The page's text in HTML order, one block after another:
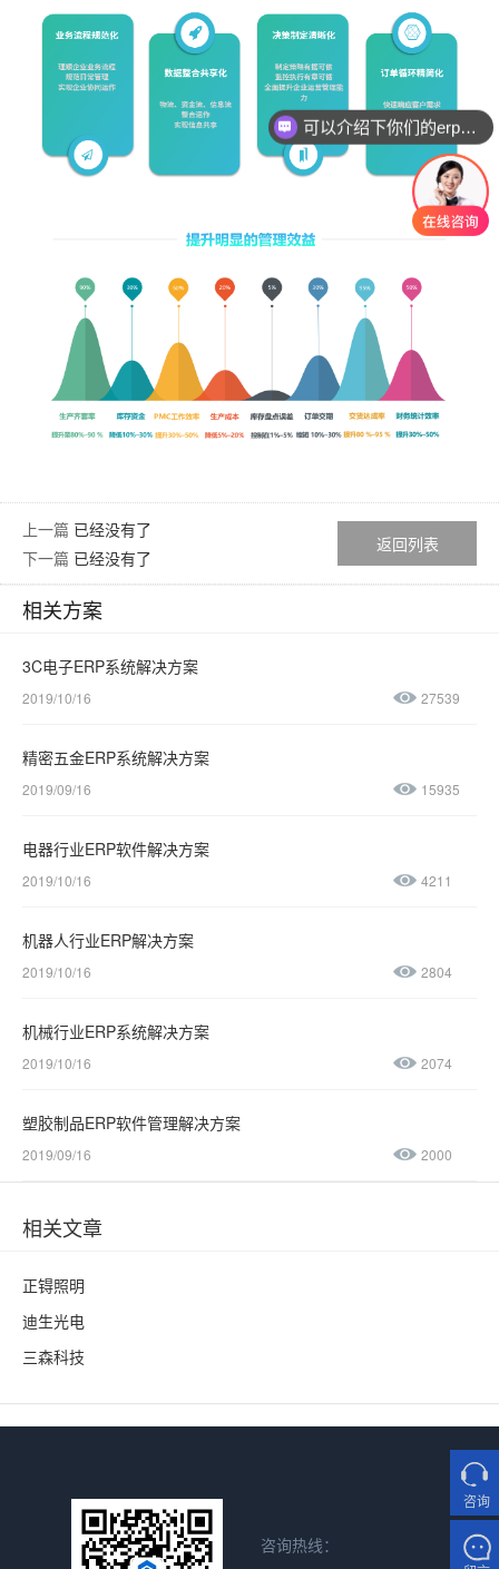
返回列表
上一篇 已经没有了
下一篇 已经没有了
相关方案
3C电子ERP系统解决方案
2019/10/16 27539
精密五金ERP系统解决方案
2019/09/16 15935
电器行业ERP软件解决方案
2019/10/16 4211
机器人行业ERP解决方案
2019/10/16 2804
机械行业ERP系统解决方案
2019/10/16 2074
塑胶制品ERP软件管理解决方案
2019/09/16 2000
相关文章
正锝照明
迪生光电
三森科技
咨询
咨询热线：
可以介绍下你们的erp软件吗？